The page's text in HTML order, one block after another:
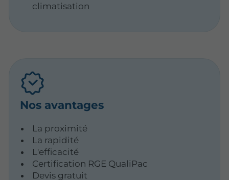
climatisation
Nos avantages
La proximité
La rapidité
L'efficacité
Certification RGE QualiPac
Devis gratuit